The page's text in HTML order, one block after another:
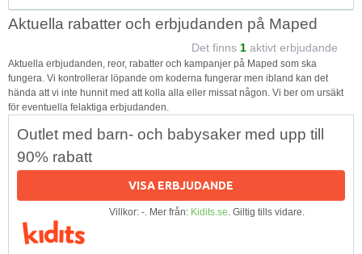
Aktuella rabatter och erbjudanden på Maped
Det finns 1 aktivt erbjudande
Aktuella erbjudanden, reor, rabatter och kampanjer på Maped som ska
fungera. Vi kontrollerar löpande om koderna fungerar men ibland kan det
hända att vi inte hunnit med att kolla alla eller missat någon. Vi ber om ursäkt
för eventuella felaktiga erbjudanden.
Outlet med barn- och babysaker med upp till
90% rabatt
VISA ERBJUDANDE
Villkor: -. Mer från: Kidits.se. Giltig tills vidare.